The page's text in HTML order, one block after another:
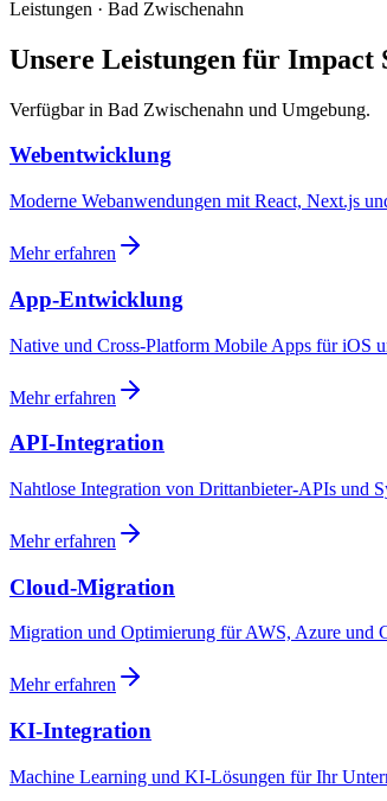
Leistungen · Bad Zwischenahn
Unsere Leistungen für Impact
Verfügbar in Bad Zwischenahn und Umgebung.
Webentwicklung
Moderne Webanwendungen mit React, Next.js
Mehr erfahren
App-Entwicklung
Native und Cross-Platform Mobile Apps für iOS
Mehr erfahren
API-Integration
Nahtlose Integration von Drittanbieter-APIs und
Mehr erfahren
Cloud-Migration
Migration und Optimierung für AWS, Azure und
Mehr erfahren
KI-Integration
Machine Learning und KI-Lösungen für Ihr